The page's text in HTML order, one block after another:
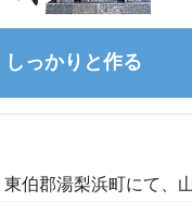
しっかりと作る
東伯郡湯梨浜町にて、